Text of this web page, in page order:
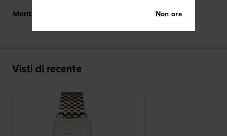
Montatura dritta
Visti di recente
Non ora